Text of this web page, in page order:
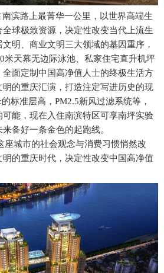
滨路上最菁华一公里，以世界高端生
球极致资源，决定性改变当代上流生
明、商业文明三大领域的基因重序，
米天幕无边际泳池、私家住宅直升机坪
面定制中国高净值人士的终极生活方
的重庆汇演，打造注定写进历史的现
标准层高，PM2.5新风过滤系统等，
能，现在入住南滨特区可享南坪实验
备好一条金色的起跑线。
座城市的社会观念与消费习惯悄然改
的重庆时代，决定性改变中国高净值